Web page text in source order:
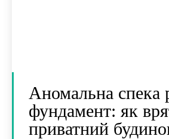
Аномальна спека
фундамент: як
приватний